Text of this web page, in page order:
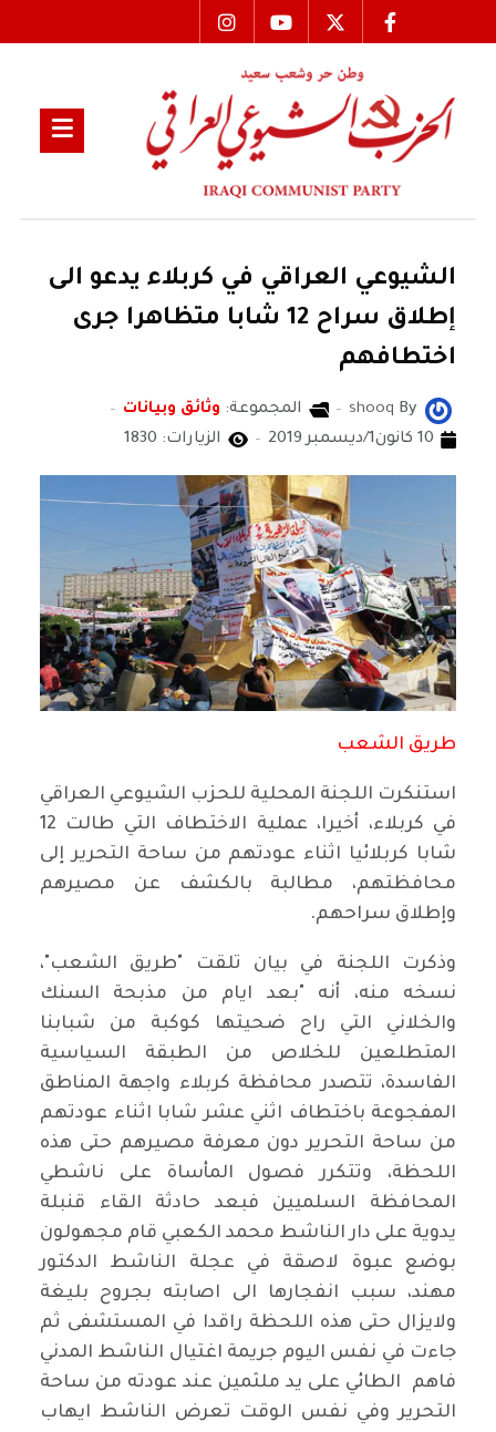
الشيوعي العراقي في كربلاء يدعو الى
إطلاق سراح 12 شابا متظاهرا جرى
اختطافهم
By
shooq المجموعة: وثائق وبيانات
10 كانون1/ديسمبر 2019
الزيارات: 1830
طريق الشعب
استنكرت اللجنة المحلية للحزب الشيوعي العراقي
في كربلاء، أخيرا، عملية الاختطاف التي طالت 12
شابا كربلائيا اثناء عودتهم من ساحة التحرير إلى
محافظتهم، مطالبة بالكشف عن مصيرهم
وإطلاق سراحهم.
وذكرت اللجنة في بيان تلقت "طريق الشعب"،
نسخه منه، أنه "بعد ايام من مذبحة السنك
والخلاني التي راح ضحيتها كوكبة من شبابنا
المتطلعين للخلاص من الطبقة السياسية
الفاسدة، تتصدر محافظة كربلاء واجهة المناطق
المفجوعة باختطاف اثني عشر شابا اثناء عودتهم
من ساحة التحرير دون معرفة مصيرهم حتى هذه
اللحظة، وتتكرر فصول المأساة على ناشطي
المحافظة السلميين فبعد حادثة القاء قنبلة
يدوية على دار الناشط محمد الكعبي قام مجهولون
بوضع عبوة لاصقة في عجلة الناشط الدكتور
مهند، سبب انفجارها الى اصابته بجروح بليغة
ولايزال حتى هذه اللحظة راقدا في المستشفى ثم
جاءت في نفس اليوم جريمة اغتيال الناشط المدني
فاهم الطائي على يد ملثمين عند عودته من ساحة
التحرير وفي نفس الوقت تعرض الناشط ايهاب